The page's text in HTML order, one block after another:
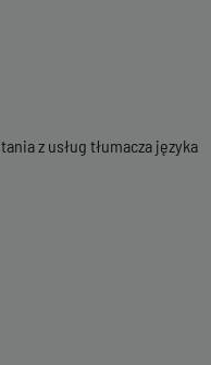
z usług tłumacza języka